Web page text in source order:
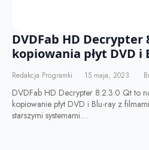
DVDFab HD Decrypter
kopiowania płyt DVD i
Redakcja Programki 15 maja, 2023
DVDFab HD Decrypter 8.2.3.0 Qt to
kopiowanie płyt DVD i Blu-ray z
starszymi systemami.…